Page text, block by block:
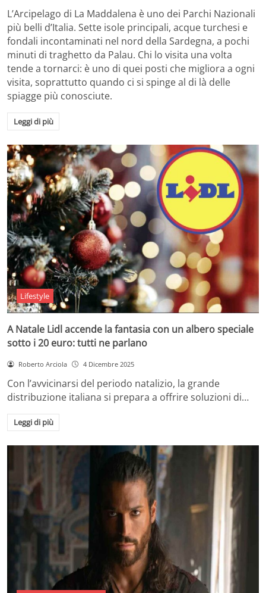
L’Arcipelago di La Maddalena è uno dei Parchi Nazionali
più belli d’Italia. Sette isole principali, acque turchesi e
fondali incontaminati nel nord della Sardegna, a pochi
minuti di traghetto da Palau. Chi lo visita una volta
tende a tornarci: è uno di quei posti che migliora a ogni
visita, soprattutto quando ci si spinge al di là delle
spiagge più conosciute.
Leggi di più
Lifestyle
A Natale Lidl accende la fantasia con un albero speciale
sotto i 20 euro: tutti ne parlano
Roberto Arciola 4 Dicembre 2025
Con l’avvicinarsi del periodo natalizio, la grande
distribuzione italiana si prepara a offrire soluzioni di…
Leggi di più